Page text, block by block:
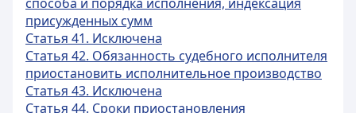
присужденных сумм
Статья 41. Исключена
Статья 42. Обязанность судебного исполнителя
приостановить исполнительное производство
Статья 43. Исключена
Статья 44. Сроки приостановления